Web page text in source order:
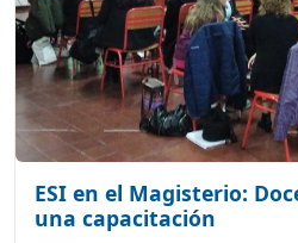
ESI en el Magisterio:
una capacitación